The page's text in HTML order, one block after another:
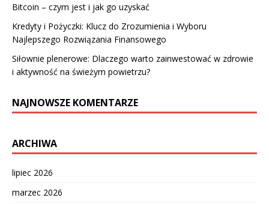
Bitcoin – czym jest i jak go uzyskać
Kredyty i Pożyczki: Klucz do Zrozumienia i Wyboru
Najlepszego Rozwiązania Finansowego
Siłownie plenerowe: Dlaczego warto zainwestować w zdrowie
i aktywność na świeżym powietrzu?
NAJNOWSZE KOMENTARZE
ARCHIWA
lipiec 2026
marzec 2026